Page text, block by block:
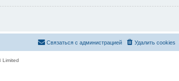
Удалить cookies
Связаться с администрацией
Limited